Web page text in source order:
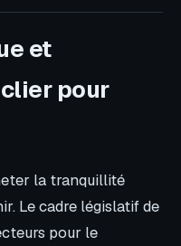
et
pour
la tranquillité
Le cadre législatif de
pour le